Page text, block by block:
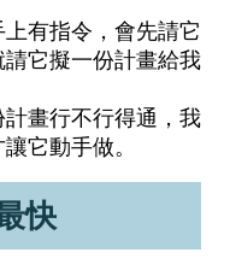
有指令，會先請它
它擬一份計畫給我
計畫行不行得通，我
它動手做。
快